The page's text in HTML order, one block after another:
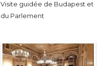
Visite guidée de Budapest et
du Parlement